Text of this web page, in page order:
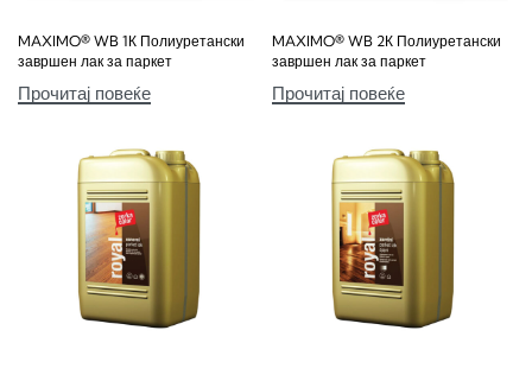
MAXIMO® WB 1К Полиуретански
завршен лак за паркет
Прочитај повеќе
MAXIMO® WB 2К Полиуретански
завршен лак за паркет
Прочитај повеќе